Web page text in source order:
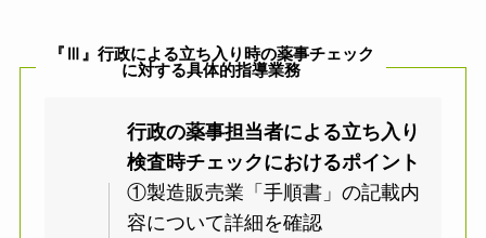
『Ⅲ』行政による立ち入り時の薬事チェック
に対する具体的指導業務
行政の薬事担当者による立ち入り
検査時チェックにおけるポイント
①製造販売業「手順書」の記載内
容について詳細を確認